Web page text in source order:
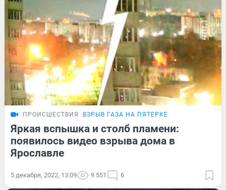
ПРОИСШЕСТВИЯ ВЗРЫВ ГАЗА НА ПЯТЕРКЕ
Яркая вспышка и столб пламени:
появилось видео взрыва дома в
Ярославле
5 декабря, 2022, 13:09 9 551 6